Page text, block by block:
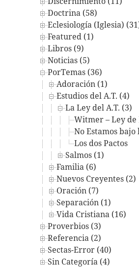
Doctrina (58)
Eclesiología (Iglesia)
Featured (1)
Libros (9)
Noticias (5)
PorTemas (36)
Adoración (1)
Estudios del A.T. (4)
La Ley del A.T. (3)
Witmer – Ley de
No Estamos bajo
Los dos Pactos
Salmos (1)
Familia (6)
Nuevos Creyentes (2)
Oración (7)
Separación (1)
Vida Cristiana (16)
Proverbios (3)
Referencia (2)
Sectas-Error (40)
Sin Categoría (4)